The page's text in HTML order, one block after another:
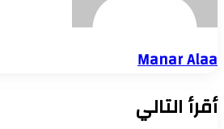
Manar Alaa
أقرأ التالي